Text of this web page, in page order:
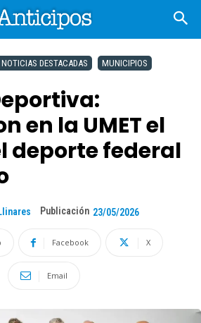
DESTACADAS MUNICIPIOS
en la UMET el
deporte federal
Publicación 23/05/2026
Facebook X
Email